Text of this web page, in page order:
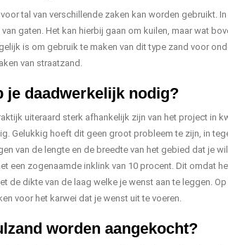
tal van verschillende zaken kan worden gebruikt.
gaten. Het kan hierbij gaan om kuilen, maar wat
is om gebruik te maken van dit type zand voor
van straatzand.
je daadwerkelijk nodig?
uiteraard sterk afhankelijk zijn van het project in
Gelukkig hoeft dit geen groot probleem te zijn, in
van de lengte en de breedte van het gebied dat je
een zogenaamde inklink van 10 procent. Dit omdat
de dikte van de laag welke je wenst aan te leggen.
voor het karwei dat je wenst uit te voeren.
worden aangekocht?